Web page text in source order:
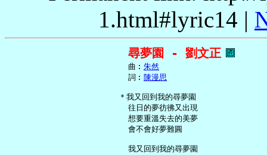
1.html#lyric14 |
尋夢園 - 劉文正
     曲︰
朱然
     詞︰
陳漫思
   ＊我又回到我的尋夢園
     往日的夢彷彿又出現
     想要重溫失去的美夢
     會不會好夢難圓
     我又回到我的尋夢園